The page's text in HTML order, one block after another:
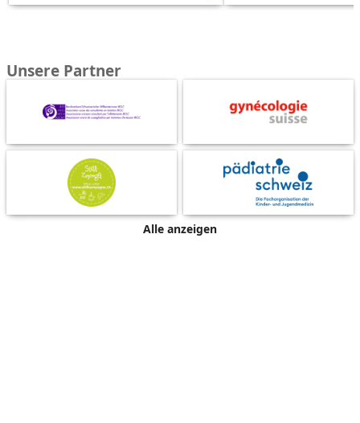
Unsere Partner
Alle anzeigen